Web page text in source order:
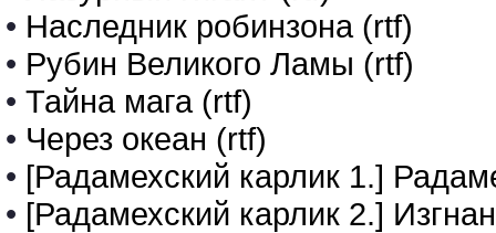
• Наследник робинзона (rtf)
• Рубин Великого Ламы (rtf)
• Тайна мага (rtf)
• Через океан (rtf)
• [Радамехский карлик 1.]
• [Радамехский карлик 2.]